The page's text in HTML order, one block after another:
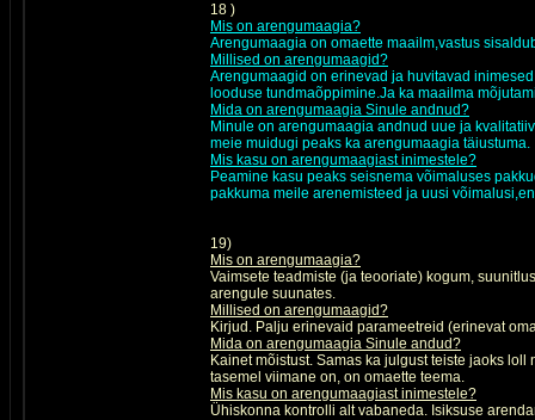
18 )
Mis on arengumaagia?
Arengumaagia on omaette maailm,vastus
Millised on arengumaagid?
Arengumaagid on erinevad ja huvitavad
looduse tundmaõppimine.Ja ka maailma
Mida on arengumaagia Sinule andnud?
Minule on arengumaagia andnud uue ja
meie muidugi peaks ka arengumaagia täiustuma.
Mis kasu on arengumaagiast inimestele?
Peamine kasu peaks seisnema võimaluses
pakkuma meile arenemisteed ja uusi
19)
Mis on arengumaagia?
Vaimsete teadmiste (ja teooriate) kogum,
arengule suunates.
Millised on arengumaagid?
Kirjud. Palju erinevaid parameetreid (erinevat
Mida on arengumaagia Sinule andud?
Kainet mõistust. Samas ka julgust teiste jaoks
tasemel viimane on, on omaette teema.
Mis kasu on arengumaagiast inimestele?
Ühiskonna kontrolli alt vabaneda. Isiksuse